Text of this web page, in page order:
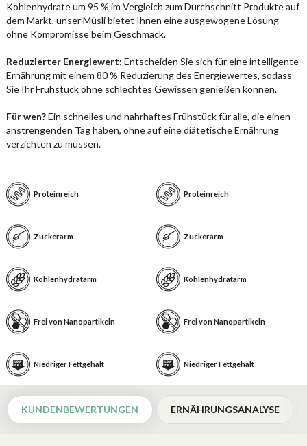
Kohlenhydrate um 95 % im Vergleich zum Durchschnitt Produkte auf
dem Markt, unser Müsli bietet Ihnen eine ausgewogene Lösung
ohne Kompromisse beim Geschmack.
Reduzierter Energiewert: Entscheiden Sie sich für eine intelligente
Ernährung mit einem 80 % Reduzierung des Energiewertes, sodass
Sie Ihr Frühstück ohne schlechtes Gewissen genießen können.
Für wen?Ein schnelles und nahrhaftes Frühstück für alle, die einen
anstrengenden Tag haben, ohne auf eine diätetische Ernährung
verzichten zu müssen.
Proteinreich Proteinreich
Zuckerarm Zuckerarm
Kohlenhydratarm Kohlenhydratarm
Frei von Nanopartikeln Frei von Nanopartikeln
Niedriger Fettgehalt Niedriger Fettgehalt
KUNDENBEWERTUNGEN ERNÄHRUNGSANALYSE